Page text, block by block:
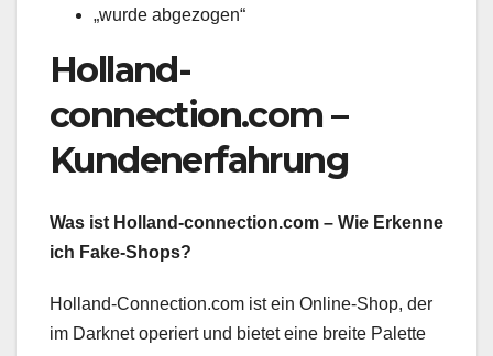
„wurde abgezogen“
Holland-
connection.com –
Kundenerfahrung
Was ist Holland-connection.com – Wie Erkenne
ich Fake-Shops?
Holland-Connection.com ist ein Online-Shop, der
im Darknet operiert und bietet eine breite Palette